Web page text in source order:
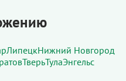
ЛипецкНижний Новгород
ТверьТулаЭнгельс